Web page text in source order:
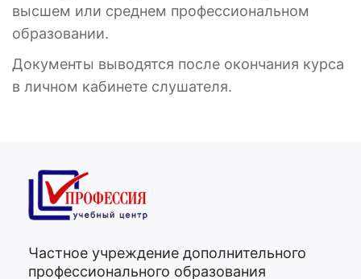
высшем или среднем профессиональном
образовании.
Документы выводятся после окончания курса
в личном кабинете слушателя.
Частное учреждение дополнительного
профессионального образования